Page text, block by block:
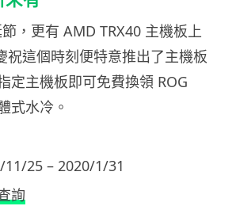
，更有 AMD TRX40 主機板上
祝這個時刻便特意推出了主機板
定主機板即可免費換領 ROG
式水冷。
11/25 – 2020/1/31
詢